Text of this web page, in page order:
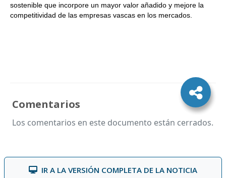
sostenible que incorpore un mayor valor añadido y mejore la
competitividad de las empresas vascas en los mercados.
Comentarios
Los comentarios en este documento están cerrados.
IR A LA VERSIÓN COMPLETA DE LA NOTICIA